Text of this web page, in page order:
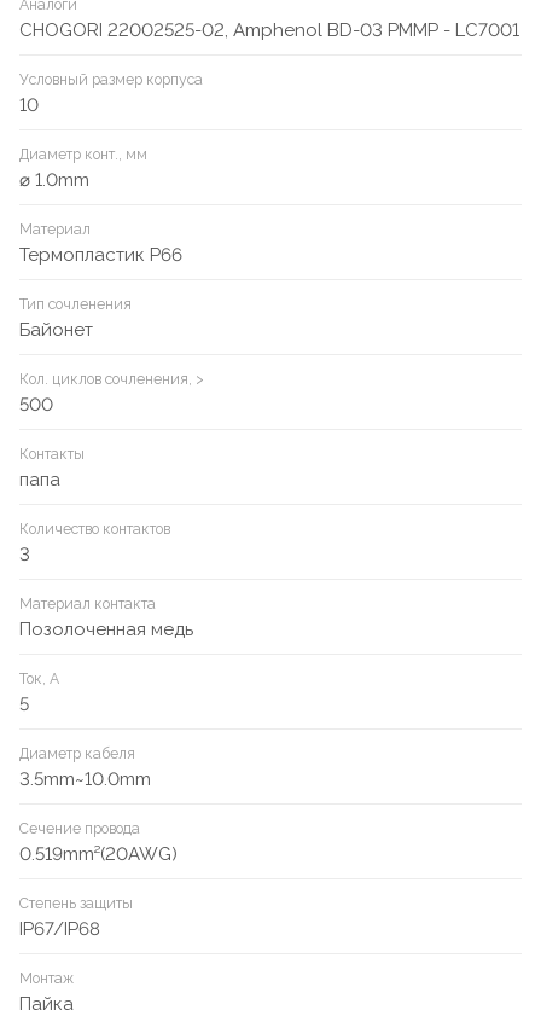
Аналоги
CHOGORI 22002525-02, Amphenol BD-03 PMMP - LC7001
Условный размер корпуса
10
Диаметр конт., мм
⌀ 1.0mm
Материал
Термопластик P66
Тип сочленения
Байонет
Кол. циклов сочленения, >
500
Контакты
папа
Количество контактов
3
Материал контакта
Позолоченная медь
Ток, А
5
Диаметр кабеля
3.5mm~10.0mm
Сечение провода
0.519mm²(20AWG)
Степень защиты
IP67/IP68
Монтаж
Пайка